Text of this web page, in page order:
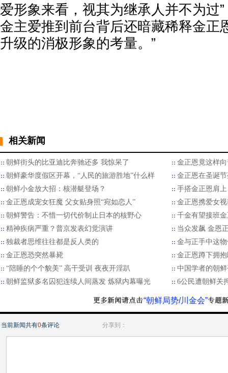
爱形象来看，视其为继承人并不为过
金主爱推到前台背后还暗藏稀释金正
升级的消极形象的考量。”
相关新闻
朝鲜街头的比亚迪比奔驰还多 我惊呆了
金正恩竟这样
朝鲜豪华度假区开幕，“人民的旅游胜地”什么样
金正恩在圣诞
朝鲜小金放大招：核潜艇登场？
手搭金正恩肩
金正恩成宠女狂魔 父女贴身照“宛如恋人”
金正恩携爱女
朝鲜警告：不惜一切代价制止日本的核野心
千金有望接班
精神疾病严重？普京发表幻觉演讲
当众发飙 金恩
独裁者思维往往都是反人类的
金与正手中这
金正恩恐突然暴毙
金正恩蹲下拥
“陪睡的个个貌美” 高干受训 夜夜开淫趴
中国学者的朝
朝鲜监狱多名囚犯连续人间蒸发 炼狱内幕曝光
6公民遭朝鲜关
“朝鲜局势/川金会”
当前新闻共有0条评论 分享到：